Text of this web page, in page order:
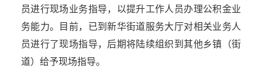
员进行现场业务指导，以提升工作人员办理公积金业
务能力。目前，已到新华街道服务大厅对相关业务人
员进行了现场指导，后期将陆续组织到其他乡镇（街
道）给予现场指导。